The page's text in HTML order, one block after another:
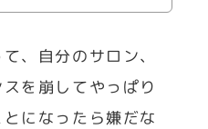
、自分のサロン、
を崩してやっぱり
になったら嫌だな